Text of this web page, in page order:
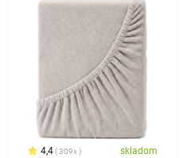
4,4 309x skladom